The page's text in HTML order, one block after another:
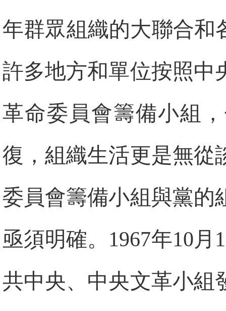
年群眾組織的大聯合和
許多地方和單位按照中
革命委員會籌備小組
復，組織生活更是無從
委員會籌備小組與黨的
亟須明確。1967年10
共中央、中央文革小組